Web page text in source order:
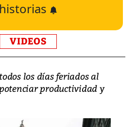
historias
VIDEOS
los días feriados al
productividad y